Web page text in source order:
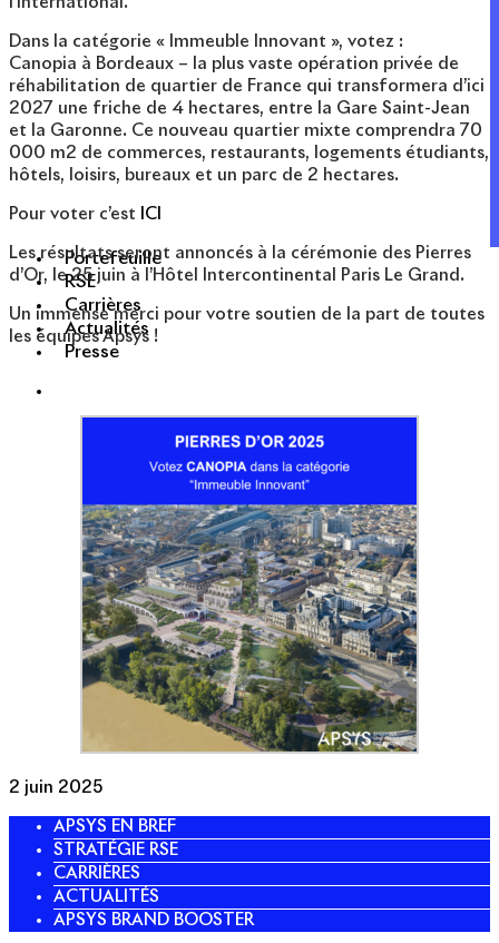
Portefeuille
RSE
Carrières
Actualités
Presse
Dans la catégorie « Immeuble Innovant », votez :
Canopia à Bordeaux – la plus vaste opération privée de
réhabilitation de quartier de France qui transformera d’ici
2027 une friche de 4 hectares, entre la Gare Saint-Jean
et la Garonne. Ce nouveau quartier mixte comprendra 70
000 m2 de commerces, restaurants, logements étudiants,
hôtels, loisirs, bureaux et un parc de 2 hectares.
Pour voter c’est ICI
Les résultats seront annoncés à la cérémonie des Pierres
d’Or, le 25 juin à l’Hôtel Intercontinental Paris Le Grand.
Un immense merci pour votre soutien de la part de toutes
les équipes Apsys !
2 juin 2025
APSYS EN BREF
STRATÉGIE RSE
CARRIÈRES
ACTUALITÉS
APSYS BRAND BOOSTER